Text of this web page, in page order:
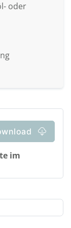
oder
im